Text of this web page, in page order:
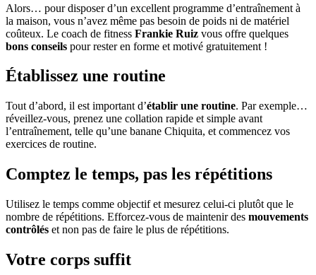
Alors… pour disposer d’un excellent programme d’entraînement à
la maison, vous n’avez même pas besoin de poids ni de matériel
coûteux. Le coach de fitness Frankie Ruiz vous offre quelques
bons conseils pour rester en forme et motivé gratuitement !
Établissez une routine
Tout d’abord, il est important d’établir une routine. Par exemple…
réveillez-vous, prenez une collation rapide et simple avant
l’entraînement, telle qu’une banane Chiquita, et commencez vos
exercices de routine.
Comptez le temps, pas les répétitions
Utilisez le temps comme objectif et mesurez celui-ci plutôt que le
nombre de répétitions. Efforcez-vous de maintenir des mouvements
contrôlés et non pas de faire le plus de répétitions.
Votre corps suffit